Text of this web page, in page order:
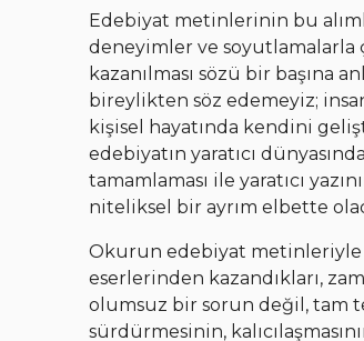
Edebiyat metinlerinin bu
deneyimler ve soyutlamalarla
kazanılması sözü bir başına
bireylikten söz edemeyiz;
kişisel hayatında kendini
edebiyatın yaratıcı
tamamlaması ile yaratıcı
niteliksel bir ayrım elbette
Okurun edebiyat metinleriyle
eserlerinden kazandıkları,
olumsuz bir sorun değil, tam
sürdürmesinin,